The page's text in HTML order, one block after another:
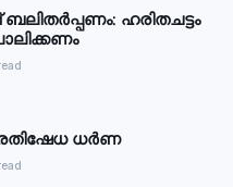
ഹരിതചട്ടം
ധർണ